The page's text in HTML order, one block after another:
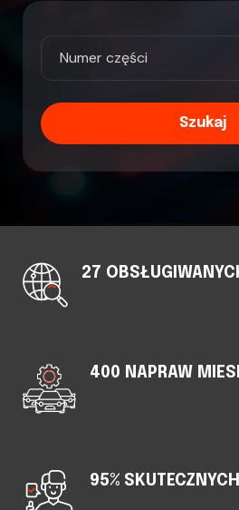
Szukaj
27
400 NAPRAW
95%